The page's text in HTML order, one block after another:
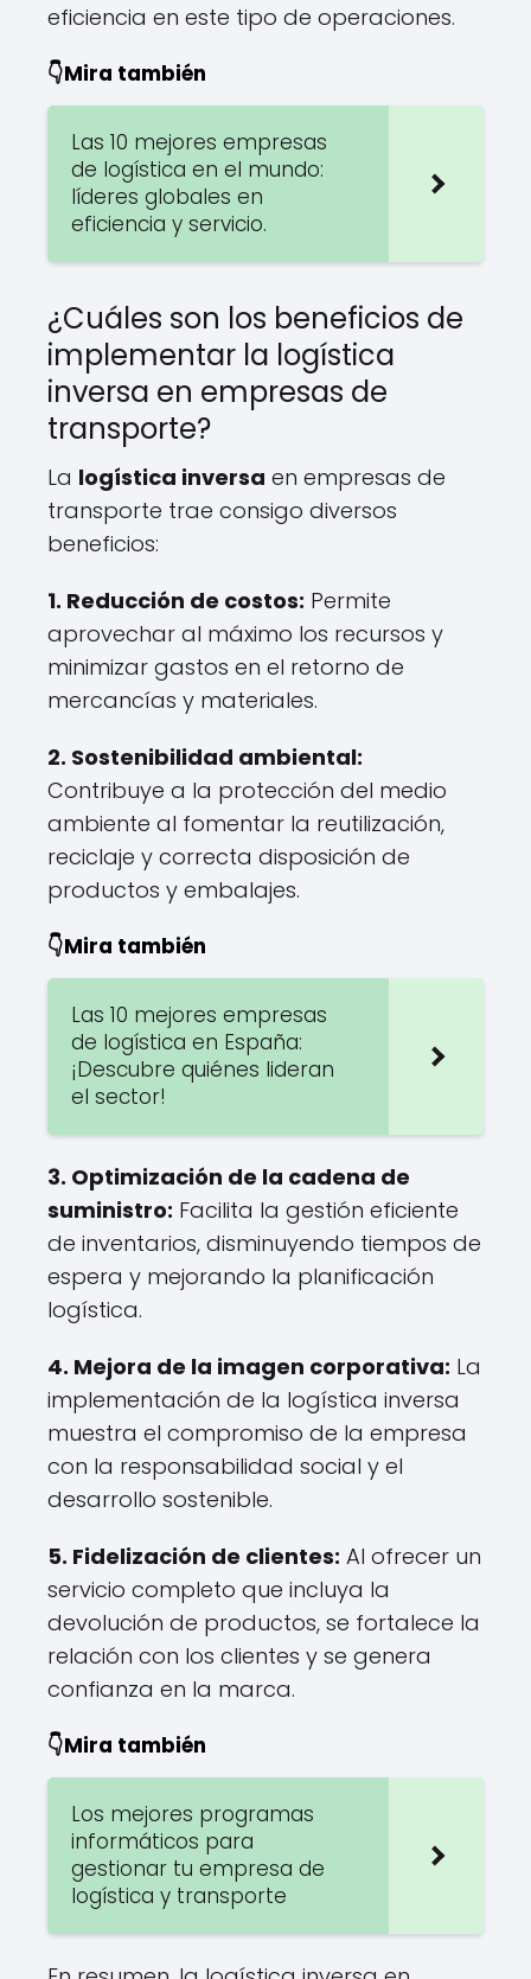
eficiencia en este tipo de operaciones.
👇Mira también
Las 10 mejores empresas
de logística en el mundo:
líderes globales en
eficiencia y servicio.
¿Cuáles son los beneficios de
implementar la logística
inversa en empresas de
transporte?
La logística inversa en empresas de
transporte trae consigo diversos
beneficios:
1. Reducción de costos: Permite
aprovechar al máximo los recursos y
minimizar gastos en el retorno de
mercancías y materiales.
2. Sostenibilidad ambiental:
Contribuye a la protección del medio
ambiente al fomentar la reutilización,
reciclaje y correcta disposición de
productos y embalajes.
👇Mira también
Las 10 mejores empresas
de logística en España:
¡Descubre quiénes lideran
el sector!
3. Optimización de la cadena de
suministro: Facilita la gestión eficiente
de inventarios, disminuyendo tiempos de
espera y mejorando la planificación
logística.
4. Mejora de la imagen corporativa: La
implementación de la logística inversa
muestra el compromiso de la empresa
con la responsabilidad social y el
desarrollo sostenible.
5. Fidelización de clientes: Al ofrecer un
servicio completo que incluya la
devolución de productos, se fortalece la
relación con los clientes y se genera
confianza en la marca.
👇Mira también
Los mejores programas
informáticos para
gestionar tu empresa de
logística y transporte